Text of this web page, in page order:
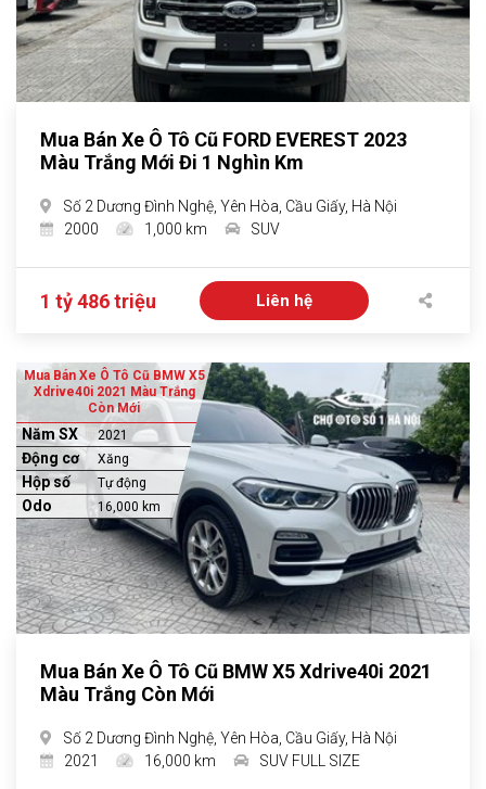
Mua Bán Xe Ô Tô Cũ FORD EVEREST 2023
Màu Trắng Mới Đi 1 Nghìn Km
Số 2 Dương Đình Nghệ, Yên Hòa, Cầu Giấy, Hà Nội
2000
1,000 km SUV
1 tỷ 486 triệu Liên hệ
Mua Bán Xe Ô Tô Cũ BMW X5
Xdrive40i 2021 Màu Trắng
Còn Mới
Năm SX 2021
Động cơ Xăng
Hộp số Tự động
Odo 16,000 km
Mua Bán Xe Ô Tô Cũ BMW X5 Xdrive40i 2021
Màu Trắng Còn Mới
Số 2 Dương Đình Nghệ, Yên Hòa, Cầu Giấy, Hà Nội
2021
16,000 km SUV FULL SIZE